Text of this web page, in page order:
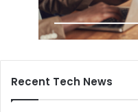
Recent Tech News